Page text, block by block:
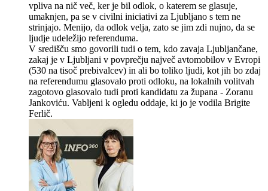
vpliva na nič več, ker je bil odlok, o katerem se glasuje,
umaknjen, pa se v civilni iniciativi za Ljubljano s tem ne
strinjajo. Menijo, da odlok velja, zato se jim zdi nujno, da se
ljudje udeležijo referenduma.
V središču smo govorili tudi o tem, kdo zavaja Ljubljančane,
zakaj je v Ljubljani v povprečju največ avtomobilov v Evropi
(530 na tisoč prebivalcev) in ali bo toliko ljudi, kot jih bo zdaj
na referendumu glasovalo proti odloku, na lokalnih volitvah
zagotovo glasovalo tudi proti kandidatu za župana - Zoranu
Jankoviću. Vabljeni k ogledu oddaje, ki jo je vodila Brigite
Ferlič.